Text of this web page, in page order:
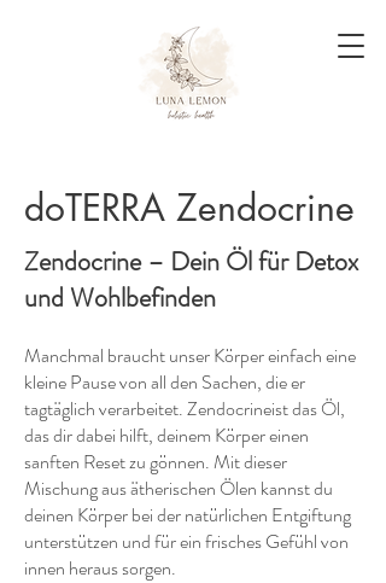
doTERRA Zendocrine
Zendocrine – Dein Öl für Detox
und Wohlbefinden
Manchmal braucht unser Körper einfach eine
kleine Pause von all den Sachen, die er
tagtäglich verarbeitet. Zendocrineist das Öl,
das dir dabei hilft, deinem Körper einen
sanften Reset zu gönnen. Mit dieser
Mischung aus ätherischen Ölen kannst du
deinen Körper bei der natürlichen Entgiftung
unterstützen und für ein frisches Gefühl von
innen heraus sorgen.